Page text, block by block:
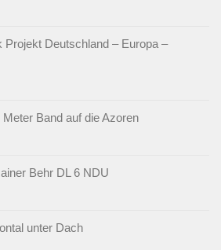
Deutschland – Europa –
Band auf die Azoren
Behr DL 6 NDU
unter Dach